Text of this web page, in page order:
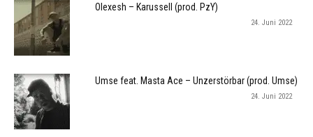
Olexesh – Karussell (prod. PzY)
24. Juni 2022
Umse feat. Masta Ace – Unzerstörbar (prod. Umse)
24. Juni 2022